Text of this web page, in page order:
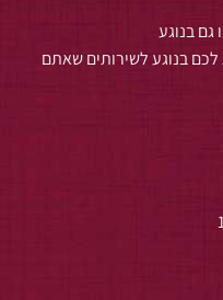
גם בנוגע
בנוגע לשירותים שאתם